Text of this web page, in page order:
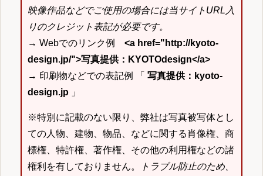
映像作品などでご使用の場合には当サイトURL入
りのクレジット表記が必要です。
→ Webでのリンク例 <a href="http://kyoto-
design.jp/">写真提供：KYOTOdesign</a>
→ 印刷物などでの表記例 「 写真提供：kyoto-
design.jp 」
※特別に記載のない限り、弊社は写真被写体とし
ての人物、建物、物品、などに関する肖像権、商
標権、特許権、著作権、その他の利用権などの諸
権利を有しておりません。
トラブル防止のため、